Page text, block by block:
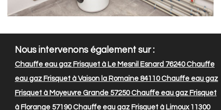
Nous intervenons également sur :
Chauffe eau gaz Frisquet à Le Mesnil Esnard 76240Chauffe
eau gaz Frisquet à Vaison la Romaine 84110Chauffe eau gaz
Frisquet à Moyeuvre Grande 57250Chauffe eau gaz Frisquet
à Florange 57190Chauffe eau gaz Frisquet à Limoux 11300